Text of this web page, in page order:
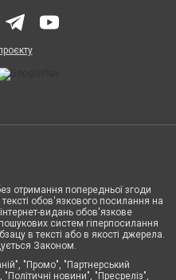
отримання попередньої згоди
обов'язкового посилання на
видань обов'язкове
систем гіперпосилання
в тексті або в якості джерела.
Законом.
"Промо", "Партнерський
новини", "Пресреліз",